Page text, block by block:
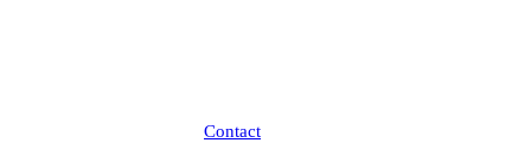
Contact